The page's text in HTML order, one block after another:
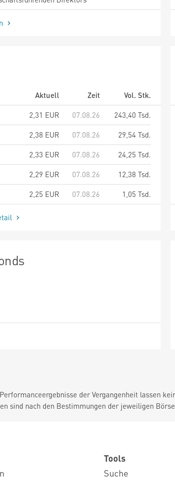
Aktuell Zeit
Vol. Stk.
2,31 EUR 07.08.26
243,40 Tsd.
2,38 EUR 07.08.26
29,54 Tsd.
2,33 EUR 07.08.26
24,25 Tsd.
2,29 EUR 07.08.26
12,38 Tsd.
2,25 EUR 07.08.26 1,05 Tsd.
Performanceergebnisse der Vergangenheit lassen
sind nach den Bestimmungen der jeweiligen
Tools
Suche